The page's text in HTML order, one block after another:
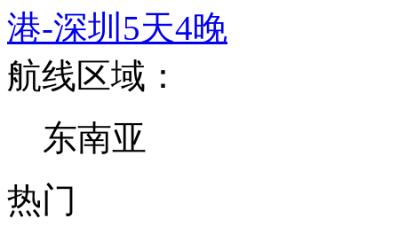
港-深圳5天4晚
航线区域：
东南亚
热门